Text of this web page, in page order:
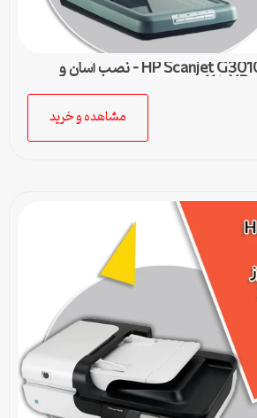
دانلود درایور اسکنر HP Scanjet G3010 – نصب آسان و
مشاهده و خرید